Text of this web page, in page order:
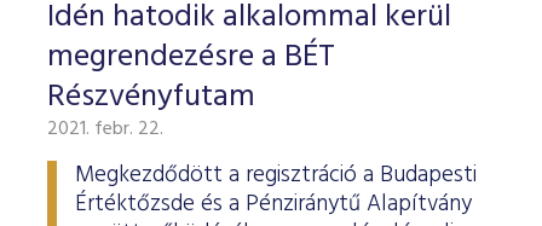
ESG Útmutató
Idén hatodik alkalommal kerül
megrendezésre a BÉT
Részvényfutam
2021. febr. 22.
Megkezdődött a regisztráció a Budapesti
Értéktőzsde és a Pénziránytű Alapítvány